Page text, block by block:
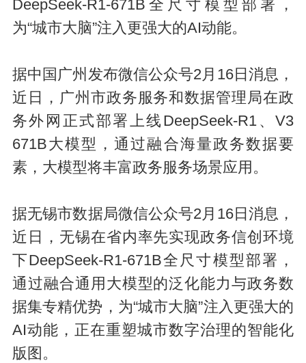
DeepSeek-R1-671B全尺寸模型部署，
为“城市大脑”注入更强大的AI动能。
据中国广州发布微信公众号2月16日消息，
近日，广州市政务服务和数据管理局在政
务外网正式部署上线DeepSeek-R1、V3
671B大模型，通过融合海量政务数据要
素，大模型将丰富政务服务场景应用。
据无锡市数据局微信公众号2月16日消息，
近日，无锡在省内率先实现政务信创环境
下DeepSeek-R1-671B全尺寸模型部署，
通过融合通用大模型的泛化能力与政务数
据集专精优势，为“城市大脑”注入更强大的
AI动能，正在重塑城市数字治理的智能化
版图。